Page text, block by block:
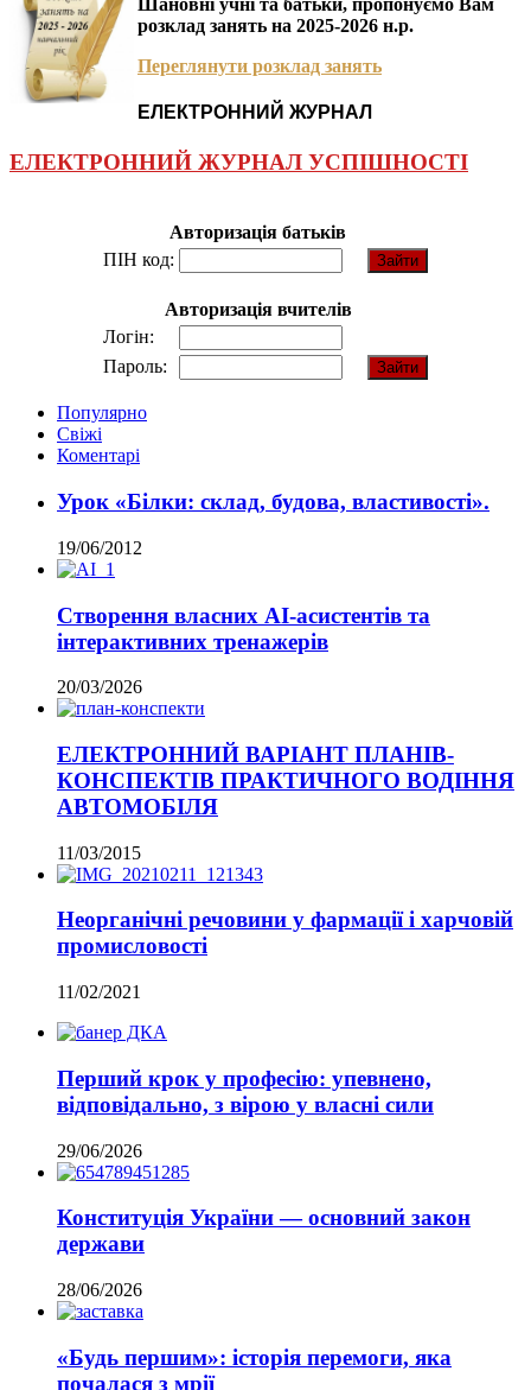
Шановні учні та батьки, пропонуємо Вам
розклад занять на 2025-2026 н.р.
Переглянути розклад занять
ЕЛЕКТРОННИЙ ЖУРНАЛ
ЕЛЕКТРОННИЙ ЖУРНАЛ УСПІШНОСТІ
Авторизація батьків
ПІН код:
Авторизація вчителів
Логін:
Пароль:
Популярно
Свіжі
Коментарі
Урок «Білки: склад, будова, властивості».
19/06/2012
Створення власних AI-асистентів та
інтерактивних тренажерів
20/03/2026
ЕЛЕКТРОННИЙ ВАРІАНТ ПЛАНІВ-
КОНСПЕКТІВ ПРАКТИЧНОГО ВОДІННЯ
АВТОМОБІЛЯ
11/03/2015
Неорганічні речовини у фармації і харчовій
промисловості
11/02/2021
Перший крок у професію: упевнено,
відповідально, з вірою у власні сили
29/06/2026
Конституція України — основний закон
держави
28/06/2026
«Будь першим»: історія перемоги, яка
почалася з мрії